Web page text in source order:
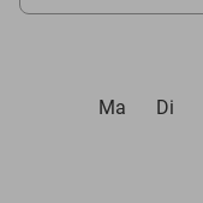
Ma
Di